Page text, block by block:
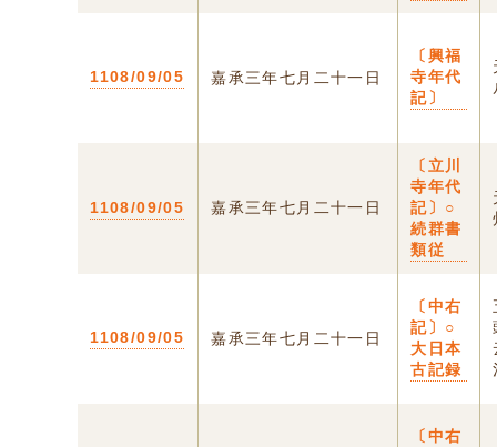
1108/09/05 嘉承三年七月二十一日
〔興福
寺年代
記〕
1108/09/05 嘉承三年七月二十一日
〔立川
寺年代
記〕○
続群書
類従
1108/09/05 嘉承三年七月二十一日
〔中右
記〕○
大日本
古記録
〔中右